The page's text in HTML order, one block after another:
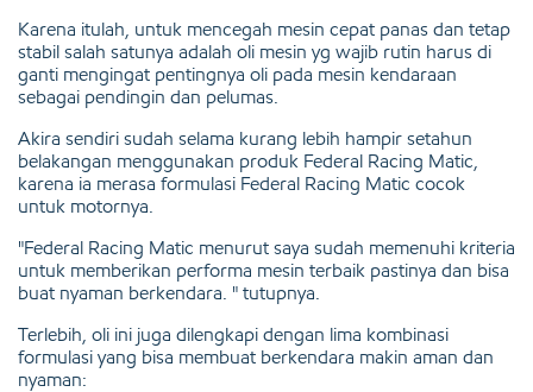
Karena itulah, untuk mencegah mesin cepat panas dan tetap
stabil salah satunya adalah oli mesin yg wajib rutin harus di
ganti mengingat pentingnya oli pada mesin kendaraan
sebagai pendingin dan pelumas.
Akira sendiri sudah selama kurang lebih hampir setahun
belakangan menggunakan produk Federal Racing Matic,
karena ia merasa formulasi Federal Racing Matic cocok
untuk motornya.
"Federal Racing Matic menurut saya sudah memenuhi kriteria
untuk memberikan performa mesin terbaik pastinya dan bisa
buat nyaman berkendara. " tutupnya.
Terlebih, oli ini juga dilengkapi dengan lima kombinasi
formulasi yang bisa membuat berkendara makin aman dan
nyaman: